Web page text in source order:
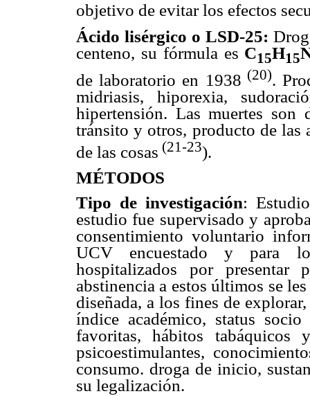
objetivo de evitar los efectos
Ácido lisérgico o LSD-25:
centeno, su fórmula es C15H15
de laboratorio en 1938 (20).
midriasis, hiporexia,
hipertensión. Las muertes son
tránsito y otros, producto de las
de las cosas (21-23).
MÉTODOS
Tipo de investigación:
estudio fue supervisado y
consentimiento voluntario
UCV encuestado y para
hospitalizados por presentar
abstinencia a estos últimos se
diseñada, a los fines de
índice académico, status socio
favoritas, hábitos tabáquicos
psicoestimulantes,
consumo. droga de inicio,
su legalización.